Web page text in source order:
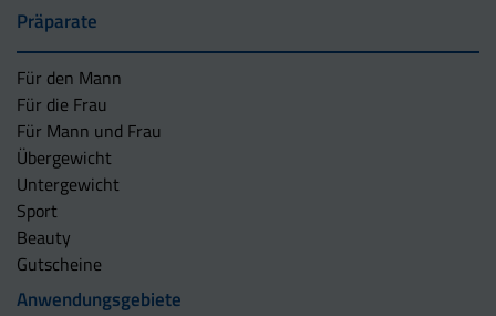
Präparate
Für den Mann
Für die Frau
Für Mann und Frau
Übergewicht
Untergewicht
Sport
Beauty
Gutscheine
Anwendungsgebiete